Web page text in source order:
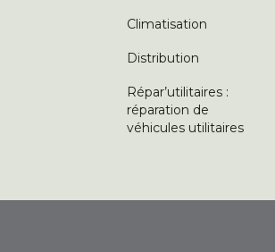
Climatisation
Distribution
Répar’utilitaires :
réparation de
véhicules utilitaires